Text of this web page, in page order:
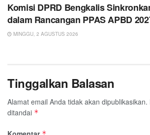
Komisi DPRD Bengkalis
dalam Rancangan PPAS APBD
MINGGU, 2 AGUSTUS 2026
Tinggalkan Balasan
Alamat email Anda tidak akan dipublikasikan.
ditandai *